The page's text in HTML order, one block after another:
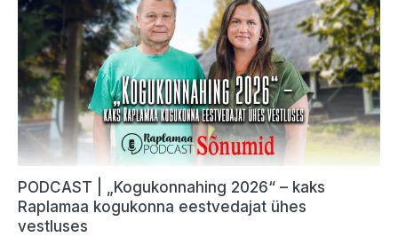
PODCAST | „Kogukonnahing 2026“ – kaks
Raplamaa kogukonna eestvedajat ühes
vestluses